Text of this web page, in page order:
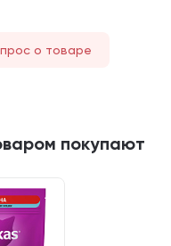
о товаре
покупают